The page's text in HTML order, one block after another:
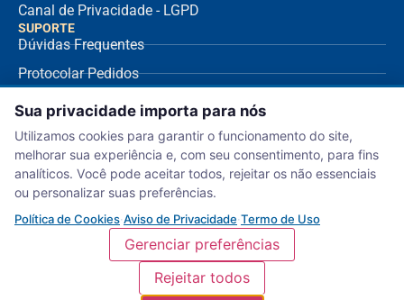
Canal de Privacidade - LGPD
SUPORTE
Dúvidas Frequentes
Protocolar Pedidos
Envio de NF Fornecedor
Ouvidoria
Aviso de Privacidade
Termo de Uso
Política de Cookies
Sua privacidade importa para nós
Utilizamos cookies para garantir o funcionamento do site,
melhorar sua experiência e, com seu consentimento, para fins
analíticos. Você pode aceitar todos, rejeitar os não essenciais
ou personalizar suas preferências.
Política de Cookies·Aviso de Privacidade·Termo de Uso
Gerenciar preferências
Rejeitar todos